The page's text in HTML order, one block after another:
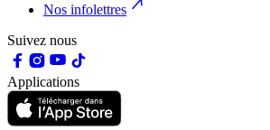
Nos infolettres
Suivez nous
Applications